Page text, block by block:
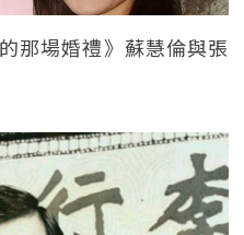
那場婚禮》蘇慧倫與張